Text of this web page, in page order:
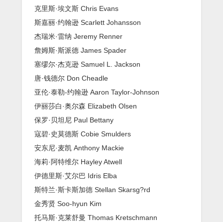
克里斯·埃文斯 Chris Evans
斯嘉丽·约翰逊 Scarlett Johansson
杰瑞米·雷纳 Jeremy Renner
詹姆斯·斯派德 James Spader
塞缪尔·杰克逊 Samuel L. Jackson
唐·钱德尔 Don Cheadle
亚伦·泰勒-约翰逊 Aaron Taylor-Johnson
伊丽莎白·奥尔森 Elizabeth Olsen
保罗·贝坦尼 Paul Bettany
寇碧·史莫德斯 Cobie Smulders
安东尼·麦凯 Anthony Mackie
海莉·阿特维尔 Hayley Atwell
伊德里斯·艾尔巴 Idris Elba
斯特兰·斯卡斯加德 Stellan Skarsg?rd
金秀贤 Soo-hyun Kim
托马斯·克莱舒曼 Thomas Kretschmann